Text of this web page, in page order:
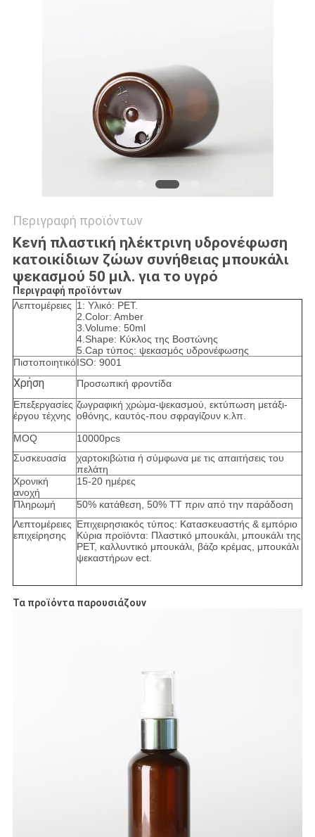
Περιγραφή προϊόντων
Κενή πλαστική ηλέκτρινη υδρονέφωση
κατοικίδιων ζώων συνήθειας μπουκάλι
ψεκασμού 50 μιλ. για το υγρό
Περιγραφή προϊόντων
Λεπτομέρειες 1: Υλικό: PET.
2.Color: Amber
3.Volume: 50ml
4.Shape: Κύκλος της Βοστώνης
5.Cap τύπος: ψεκασμός υδρονέφωσης
ΠιστοποιητικόISO: 9001
Χρήση
Προσωπική φροντίδα
Επεξεργασίες
έργου τέχνης
ζωγραφική χρώμα-ψεκασμού, εκτύπωση μετάξι-
οθόνης, καυτός-που σφραγίζουν κ.λπ.
MOQ
10000pcs
Συσκευασία
χαρτοκιβώτια ή σύμφωνα με τις απαιτήσεις του
πελάτη
Χρονική
ανοχή
15-20 ημέρες
Πληρωμή
50% κατάθεση, 50% TT πριν από την παράδοση
Λεπτομέρειες
επιχείρησης
Επιχειρησιακός τύπος: Κατασκευαστής & εμπόριο
Κύρια προϊόντα: Πλαστικό μπουκάλι, μπουκάλι της
PET, καλλυντικό μπουκάλι, βάζο κρέμας, μπουκάλι
ψεκαστήρων ect.
Τα προϊόντα παρουσιάζουν